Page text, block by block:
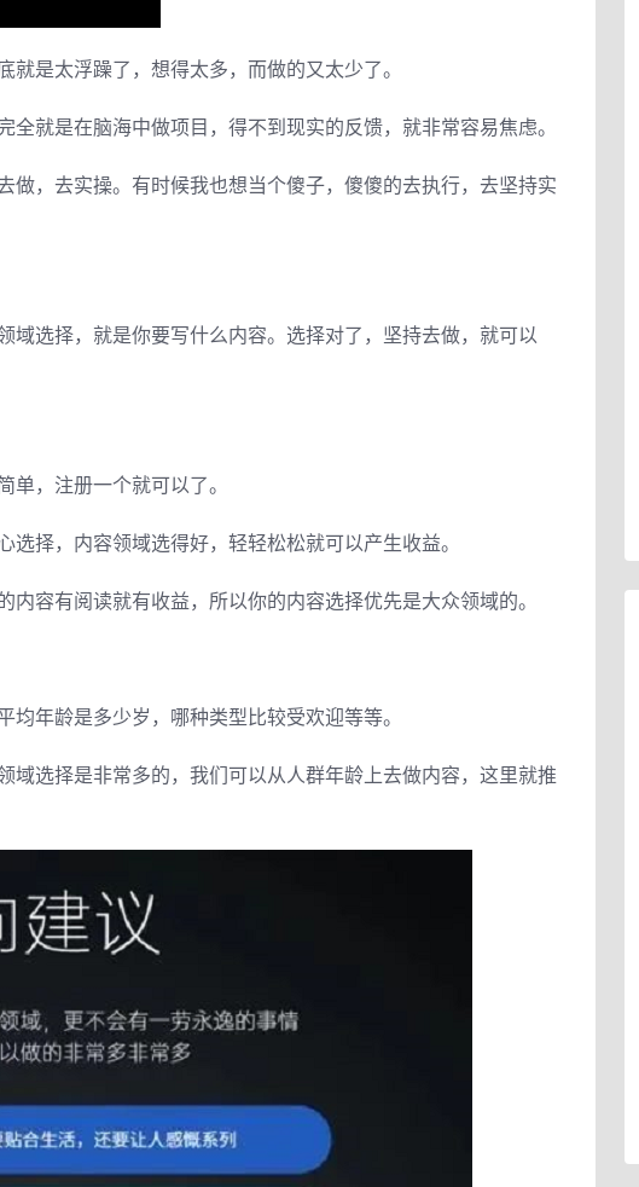
是太浮躁了，想得太多，而做的又太少了。
就是在脑海中做项目，得不到现实的反馈，就非常容易焦虑。
，去实操。有时候我也想当个傻子，傻傻的去执行，去坚持实
选择，就是你要写什么内容。选择对了，坚持去做，就可以
，注册一个就可以了。
择，内容领域选得好，轻轻松松就可以产生收益。
容有阅读就有收益，所以你的内容选择优先是大众领域的。
年龄是多少岁，哪种类型比较受欢迎等等。
选择是非常多的，我们可以从人群年龄上去做内容，这里就推